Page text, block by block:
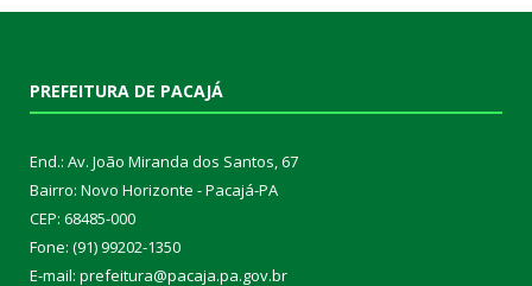
PREFEITURA DE PACAJÁ
End.: Av. João Miranda dos Santos, 67
Bairro: Novo Horizonte - Pacajá-PA
CEP: 68485-000
Fone: (91) 99202-1350
E-mail: prefeitura@pacaja.pa.gov.br